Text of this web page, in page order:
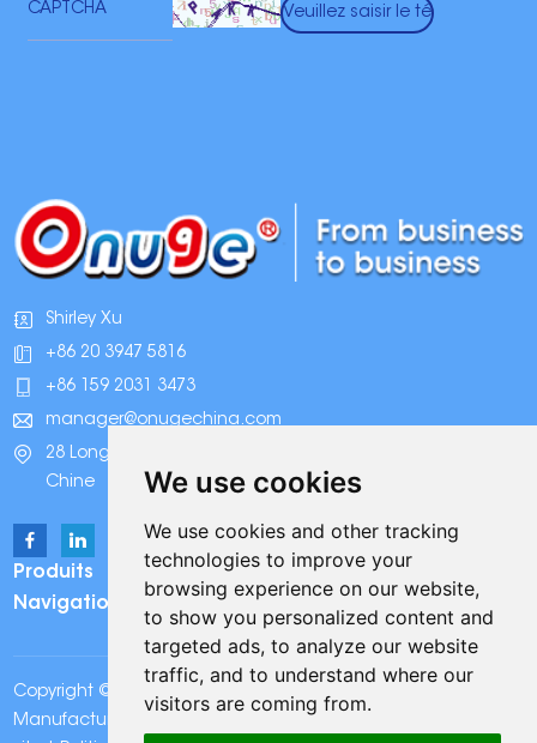
We use cookies
We use cookies and other tracking
technologies to improve your
browsing experience on our website,
to show you personalized content and
targeted ads, to analyze our website
traffic, and to understand where our
visitors are coming from.
Shirley Xu
+86 20 3947 5816
+86 159 2031 3473
manager@onugechina.com
28 Longhai Road, parc industriel Xinhua, Guangzhou,
Chine
Produits
Navigation
Copyright © Onuge Personal Care (Guangdong)
Manufacturer Group Co., LTD. Tous droits réservés |